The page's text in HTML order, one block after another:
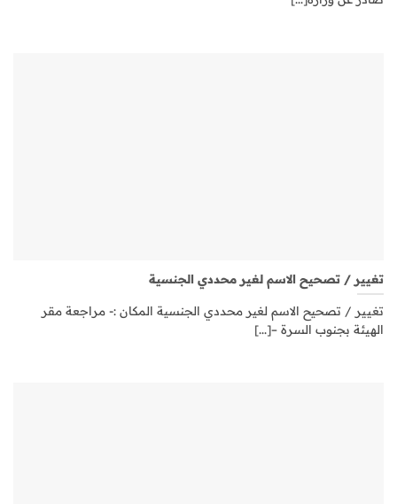
تغيير / تصحيح الاسم لغير محددي الجنسية
تغيير / تصحيح الاسم لغير محددي الجنسية المكان :- مراجعة مقر
الهيئة بجنوب السرة –[...]